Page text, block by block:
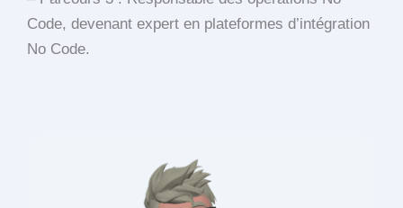
Code, devenant expert en plateformes d’intégration
No Code.